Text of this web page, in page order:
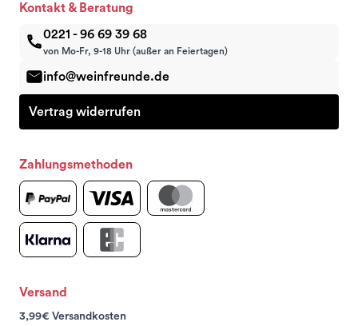
Kontakt & Beratung
0221 - 96 69 39 68
von Mo-Fr, 9-18 Uhr (außer an Feiertagen)
info@weinfreunde.de
Vertrag widerrufen
Zahlungsmethoden
Versand
3,99€ Versandkosten